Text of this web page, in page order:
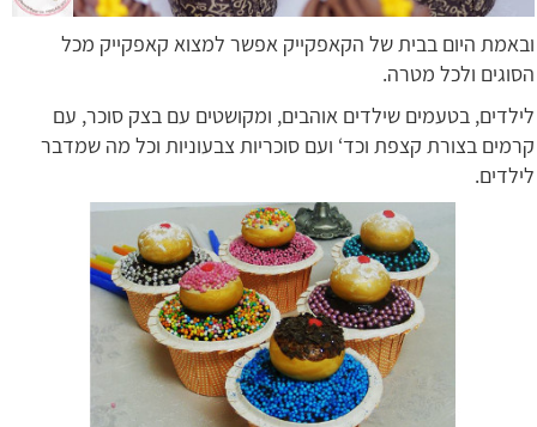
ובאמת היום בבית של הקאפקייק אפשר למצוא קאפקייק מכל
הסוגים ולכל מטרה.
לילדים, בטעמים שילדים אוהבים, ומקושטים עם בצק סוכר, עם
קרמים בצורת קצפת וכד‘ ועם סוכריות צבעוניות וכל מה שמדבר
לילדים.